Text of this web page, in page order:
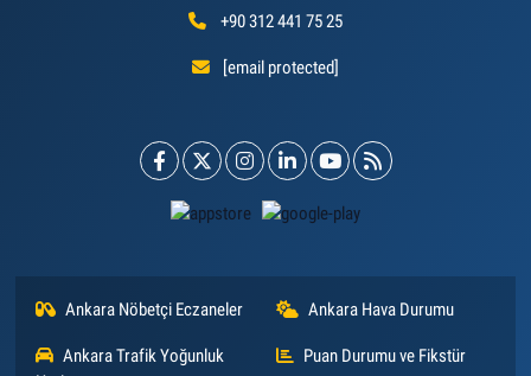
+90 312 441 75 25
[email protected]
Ankara Nöbetçi Eczaneler Ankara Hava Durumu
Ankara Trafik Yoğunluk
Puan Durumu ve Fikstür